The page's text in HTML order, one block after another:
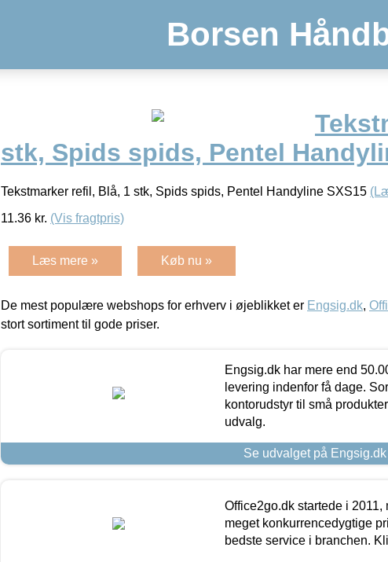
Borsen
stk, Spids spids, Pentel
Tekstmarker refil, Blå, 1 stk, Spids spids, Pentel Handyline SXS15
11.36 kr. (Vis fragtpris)
Læs mere » Køb nu »
De mest populære webshops for erhverv i øjeblikket er Engsig.dk,
stort sortiment til gode priser.
Engsig.dk har mere end
levering indenfor få dage.
kontorudstyr til små
udvalg.
Se udvalget på Engsig.dk
Office2go.dk startede i 2011,
meget konkurrencedygtige
bedste service i branchen.